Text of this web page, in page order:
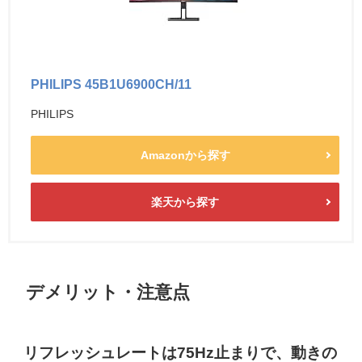
PHILIPS 45B1U6900CH/11
PHILIPS
Amazonから探す
楽天から探す
デメリット・注意点
リフレッシュレートは75Hz止まりで、動きの